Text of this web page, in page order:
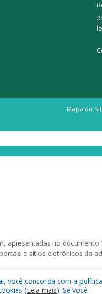
Mapa do
você concorda com a
(Leia mais). Se você
no
e sítios eletrônicos da
a Internet do